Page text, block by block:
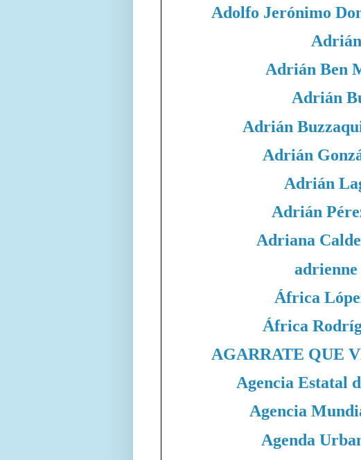
Adolfo Jerónimo
Adrián Ben
Adrián
Adrián
Adrián
Adrián
Adrián
Adriana
adrienne
África
África
AGARRATE QUE
Agencia Estatal
Agencia
Agenda